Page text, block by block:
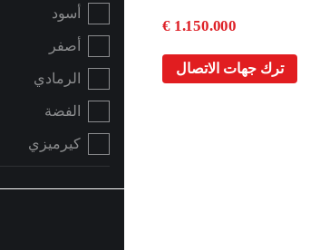
أسود
أصفر
الرمادي
الفضة
كيرميزي
1.150.000 €
ترك جهات الاتصال